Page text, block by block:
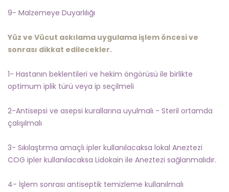
9- Malzemeye Duyarlılığı
Yüz ve Vücut askılama uygulama işlem öncesi ve
sonrası dikkat edilecekler.
1- Hastanın beklentileri ve hekim öngörüsü ile birlikte
optimum iplik türü veya ip seçilmeli
2-Antisepsi ve asepsi kurallarına uyulmalı - Steril ortamda
çalışılmalı
3- Sıkılaştırma amaçlı ipler kullanılacaksa lokal Aneztezi
COG ipler kullanılacaksa Lidokain ile Aneztezi sağlanmalıdır.
4- İşlem sonrası antiseptik temizleme kullanılmalı